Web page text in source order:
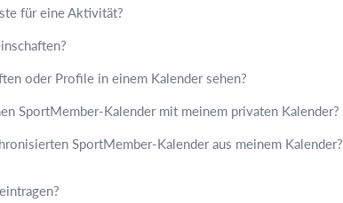
für eine Aktivität?
oder Profile in einem Kalender sehen?
SportMember-Kalender mit meinem privaten Kalender?
SportMember-Kalender aus meinem Kalender?